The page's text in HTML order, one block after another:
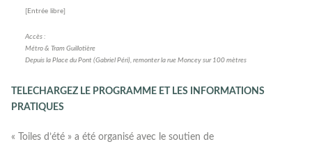
[Entrée libre]
Accès :
Métro & Tram Guillotière
Depuis la Place du Pont (Gabriel Péri), remonter la rue Moncey sur 100 mètres
TELECHARGEZ LE PROGRAMME ET LES INFORMATIONS
PRATIQUES
« Toiles d’été » a été organisé avec le soutien de